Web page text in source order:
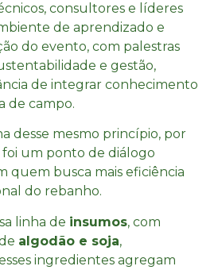
consultores e líderes
de aprendizado e
do evento, com palestras
e gestão,
de integrar conhecimento
de campo.
desse mesmo princípio, por
foi um ponto de diálogo
quem busca mais eficiência
do rebanho.
linha de insumos, com
algodão e soja,
ingredientes agregam